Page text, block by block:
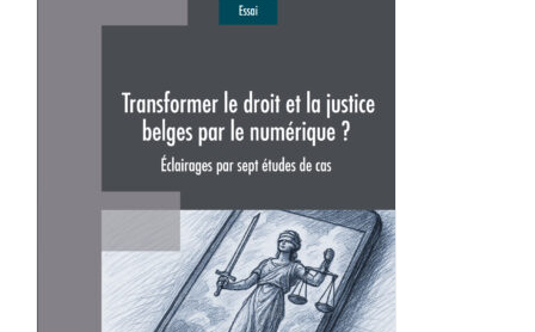
Achat en ligne
Panier WooCommerce